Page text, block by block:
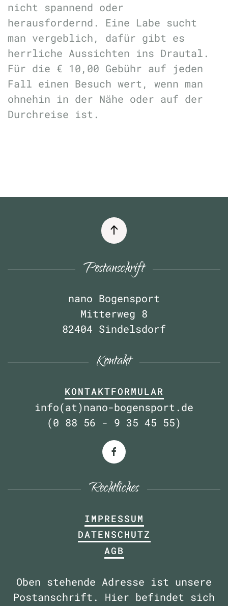
nicht spannend oder
herausfordernd. Eine Labe sucht
man vergeblich, dafür gibt es
herrliche Aussichten ins Drautal.
Für die € 10,00 Gebühr auf jeden
Fall einen Besuch wert, wenn man
ohnehin in der Nähe oder auf der
Durchreise ist.
Postanschrift
nano Bogensport
Mitterweg 8
82404 Sindelsdorf
Kontakt
KONTAKTFORMULAR
info(at)nano-bogensport.de
(0 88 56 - 9 35 45 55)
Rechtliches
IMPRESSUM
DATENSCHUTZ
AGB
Oben stehende Adresse ist unsere
Postanschrift. Hier befindet sich